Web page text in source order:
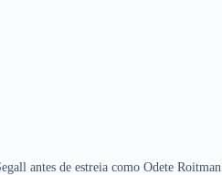
antes de estreia como Odete Roitman